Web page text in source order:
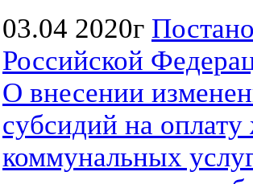
03.04 2020г
Российской
О внесении
субсидий на
коммунальных